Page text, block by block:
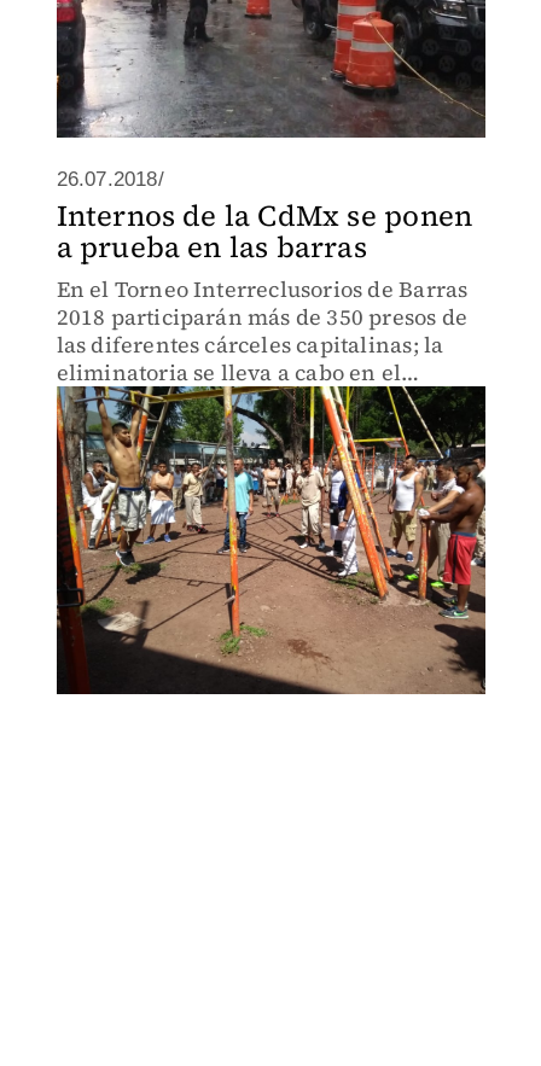
26.07.2018/
Internos de la CdMx se ponen
a prueba en las barras
En el Torneo Interreclusorios de Barras
2018 participarán más de 350 presos de
las diferentes cárceles capitalinas; la
eliminatoria se lleva a cabo en el
reclusorio Sur.